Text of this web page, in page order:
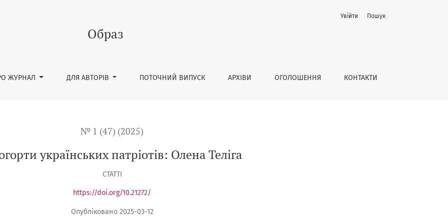
Образ
ЖУРНАЛ ДЛЯ АВТОРІВ ПОТОЧНИЙ ВИПУСК АРХІВИ ОГОЛОШЕННЯ КОНТАКТИ
Увійти Пошук
№ 1 (47) (2025)
українських патріотів: Олена Теліга
СТАТТІ
https://doi.org/10.21272/
Опубліковано 2025-03-12